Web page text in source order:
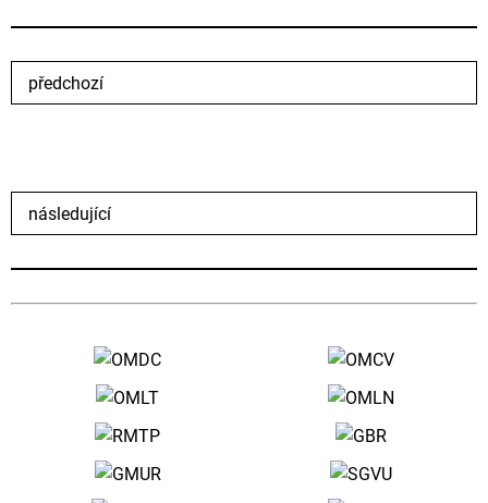
předchozí
následující